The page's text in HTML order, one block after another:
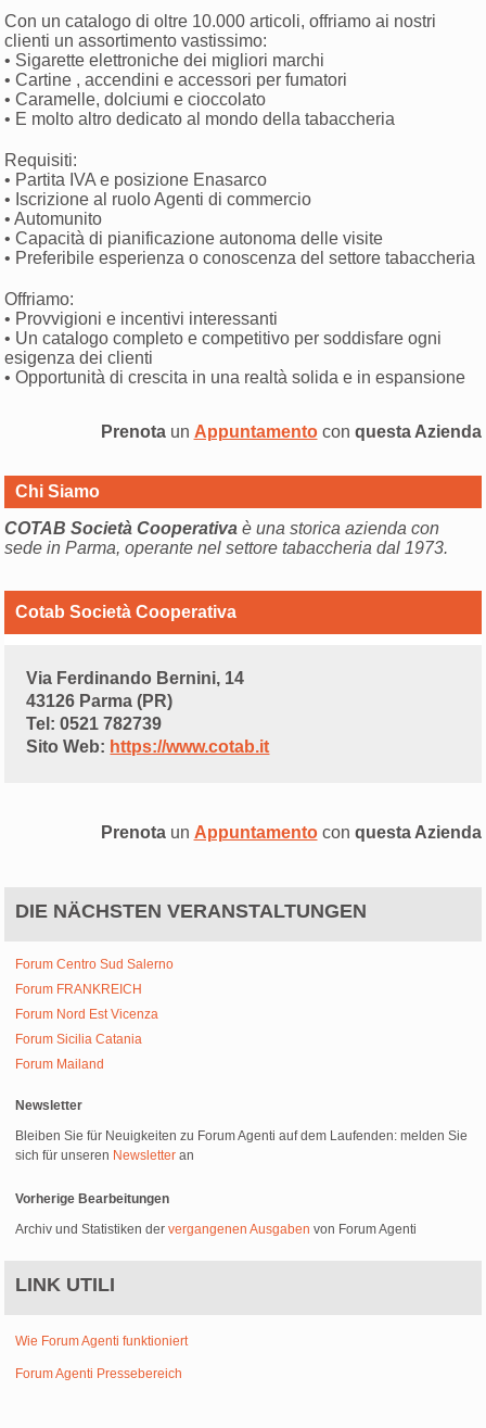
Con un catalogo di oltre 10.000 articoli, offriamo ai nostri
clienti un assortimento vastissimo:
• Sigarette elettroniche dei migliori marchi
• Cartine , accendini e accessori per fumatori
• Caramelle, dolciumi e cioccolato
• E molto altro dedicato al mondo della tabaccheria
Requisiti:
• Partita IVA e posizione Enasarco
• Iscrizione al ruolo Agenti di commercio
• Automunito
• Capacità di pianificazione autonoma delle visite
• Preferibile esperienza o conoscenza del settore tabaccheria
Offriamo:
• Provvigioni e incentivi interessanti
• Un catalogo completo e competitivo per soddisfare ogni
esigenza dei clienti
• Opportunità di crescita in una realtà solida e in espansione
Prenotaun Appuntamentocon questa Azienda
Chi Siamo
COTAB Società Cooperativa è una storica azienda con
sede in Parma, operante nel settore tabaccheria dal 1973.
Cotab Società Cooperativa
Via Ferdinando Bernini, 14
43126 Parma (PR)
Tel: 0521 782739
Sito Web: https://www.cotab.it
Prenotaun Appuntamentocon questa Azienda
DIE NÄCHSTEN VERANSTALTUNGEN
Forum Centro Sud Salerno
Forum FRANKREICH
Forum Nord Est Vicenza
Forum Sicilia Catania
Forum Mailand
Newsletter
Bleiben Sie für Neuigkeiten zu Forum Agenti auf dem Laufenden: melden Sie
sich für unseren Newsletter an
Vorherige Bearbeitungen
Archiv und Statistiken dervergangenen Ausgaben von Forum Agenti
LINK UTILI
Wie Forum Agenti funktioniert
Forum Agenti Pressebereich